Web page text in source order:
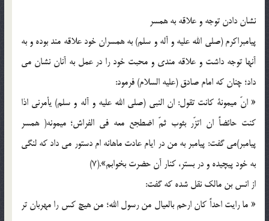
نشان دادن توجه و علاقه به همسر
پیامبراکرم (صلی الله علیه و آله و سلم) به همسران خود علاقه مند بوده و به
آنها توجه داشت و علاقه مندی و محبت خود را در عمل به آنان نشان می
داد؛ چنان که امام صادق (علیه السلام) فرمود:
« انّ میمونة کانت تقول: ان النبی (صلی الله علیه و آله و سلم) یأمرنی اذا
کنت حائضاً ان اتزّر بثوب ثمّ اضطجع معه فی الفراش؛ میمونه( همسر
پیامبر)‌می گفت: پیامبر به من در ایام عادت ماهانه ام دستور می داد که لنگی
به خود پیچیده و در بستر، کنار آن حضرت بخوابم».(7)
از انس بن مالک نقل شده که گفت:
« ما رایت احداً کان ارحم بالعیال من رسول الله؛ من هیچ کس را مهربان تر